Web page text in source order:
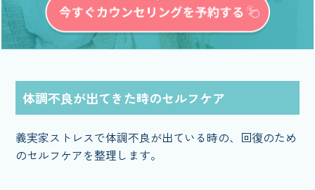
体調不良が出てきた時のセルフケア
義実家ストレスで体調不良が出ている時の、回復のため
のセルフケアを整理します。